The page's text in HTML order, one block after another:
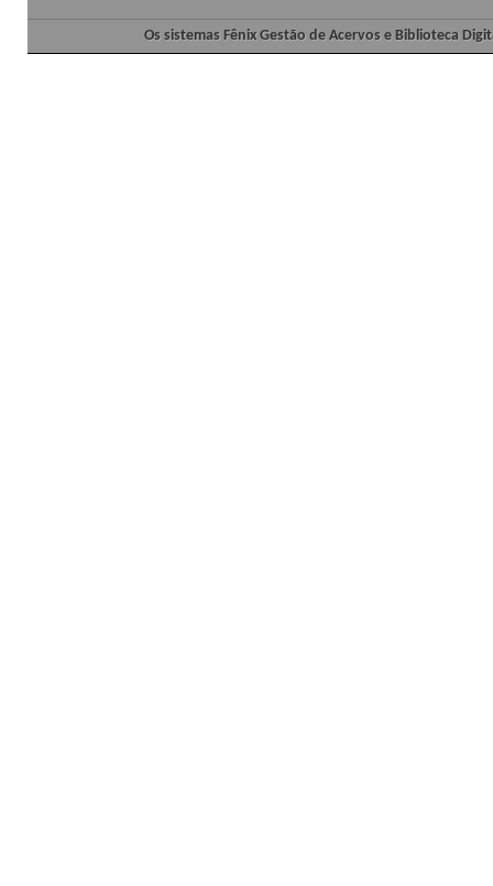
Os sistemas Fênix Gestão de Acervos e Biblioteca